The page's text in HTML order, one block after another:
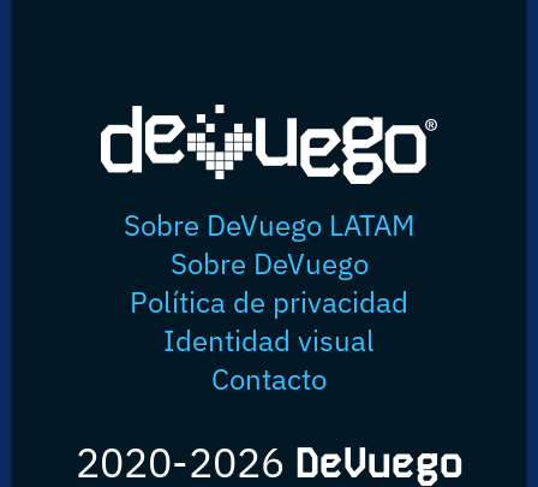
Sobre DeVuego LATAM
Sobre DeVuego
Política de privacidad
Identidad visual
Contacto
2020-2026 DeVuego